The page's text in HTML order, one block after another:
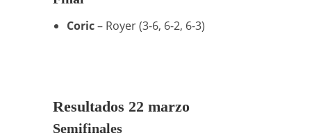
Coric– Royer (3-6, 6-2, 6-3)
Resultados 22 marzo
Semifinales